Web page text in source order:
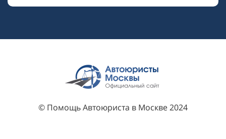
© Помощь Автоюриста в Москве 2024